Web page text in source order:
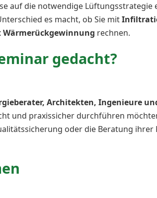
auf die notwendige Lüftungsstrategie
es macht, ob Sie mit
rechnen.
gedacht?
Architekten, Ingenieure
und praxissicher durchführen
oder die Beratung ihrer